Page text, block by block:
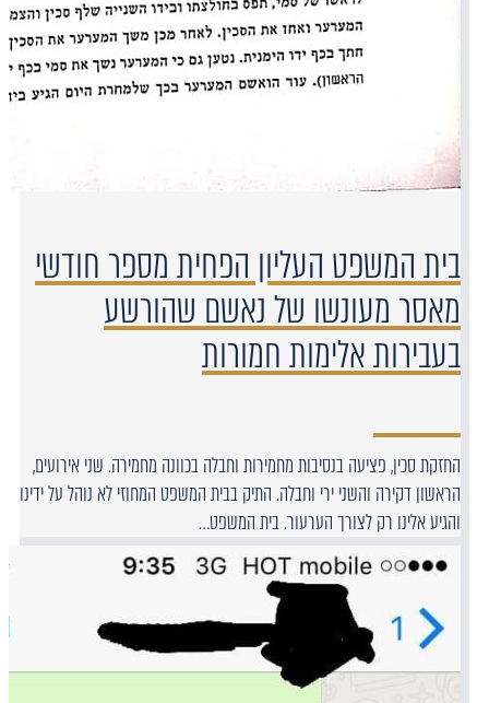
בית המשפט העליון הפחית מספר חודשי
מאסר מעונשו של נאשם שהורשע
בעבירות אלימות חמורות
החזקת סכין, פציעה בנסיבות מחמירות וחבלה בכוונה מחמירה. שני אירועים,
הראשון דקירה והשני ירי וחבלה. התיק בבית המשפט המחוזי לא נוהל על ידינו
והגיע אלינו רק לצורך הערעור. בית המשפט…